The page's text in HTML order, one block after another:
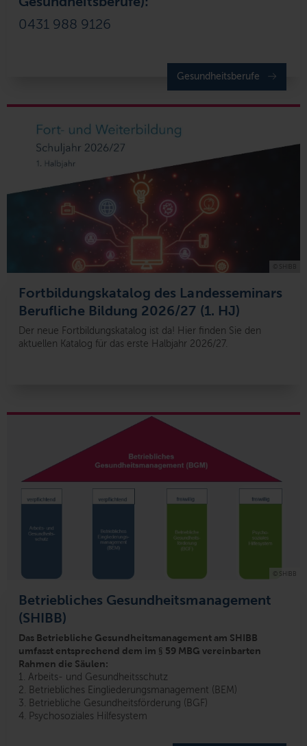
0431 988 9126
Gesundheitsberufe
Fortbildungskatalog des Landesseminars
Berufliche Bildung 2026/27 (1. HJ)
Der neue Fortbildungskatalog ist da! Hier finden Sie den
aktuellen Katalog für das erste Halbjahr 2026/27.
Betriebliches Gesundheitsmanagement
(SHIBB)
Das Betriebliche Gesundheitsmanagement am SHIBB
umfasst entsprechend dem im § 59 MBG vereinbarten
Rahmen die Säulen:
1. Arbeits- und Gesundheitsschutz
2. Betriebliches Eingliederungsmanagement (BEM)
3. Betriebliche Gesundheitsförderung (BGF)
4. Psychosoziales Hilfesystem
© SHIBB